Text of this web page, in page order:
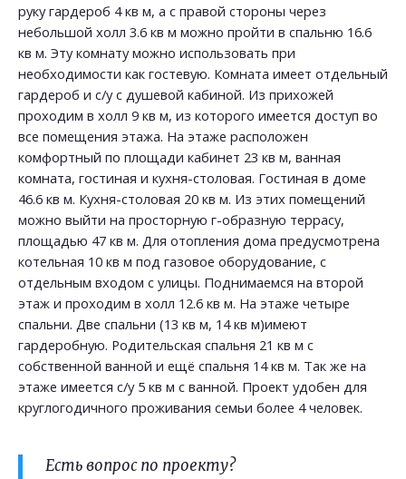
руку гардероб 4 кв м, а с правой стороны через
небольшой холл 3.6 кв м можно пройти в спальню 16.6
кв м. Эту комнату можно использовать при
необходимости как гостевую. Комната имеет отдельный
гардероб и с/у с душевой кабиной. Из прихожей
проходим в холл 9 кв м, из которого имеется доступ во
все помещения этажа. На этаже расположен
комфортный по площади кабинет 23 кв м, ванная
комната, гостиная и кухня-столовая. Гостиная в доме
46.6 кв м. Кухня-столовая 20 кв м. Из этих помещений
можно выйти на просторную г-образную террасу,
площадью 47 кв м. Для отопления дома предусмотрена
котельная 10 кв м под газовое оборудование, с
отдельным входом с улицы. Поднимаемся на второй
этаж и проходим в холл 12.6 кв м. На этаже четыре
спальни. Две спальни (13 кв м, 14 кв м)имеют
гардеробную. Родительская спальня 21 кв м с
собственной ванной и ещё спальня 14 кв м. Так же на
этаже имеется с/у 5 кв м с ванной. Проект удобен для
круглогодичного проживания семьи более 4 человек.
Есть вопрос по проекту?